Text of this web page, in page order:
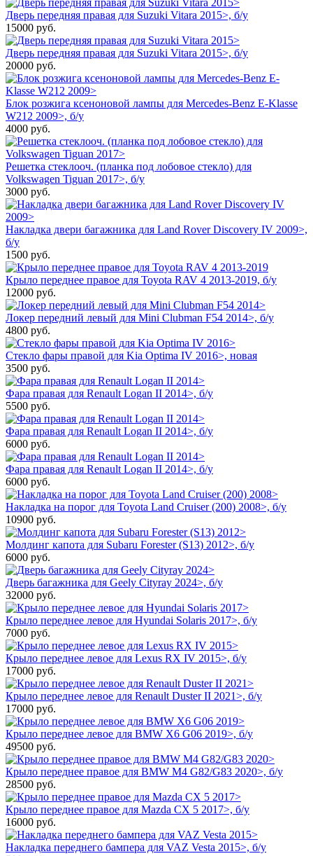
Дверь передняя правая для Suzuki Vitara 2015>, б/у
15000 руб.
Дверь передняя правая для Suzuki Vitara 2015>, б/у
20000 руб.
Блок розжига ксеноновой лампы для Mercedes-Benz E-Klasse
W212 2009>, б/у
4000 руб.
Решетка стеклооч. (планка под лобовое стекло) для
Volkswagen Tiguan 2017>, б/у
3000 руб.
Накладка двери багажника для Land Rover Discovery IV 2009>,
б/у
1500 руб.
Крыло переднее правое для Toyota RAV 4 2013-2019, б/у
12000 руб.
Локер передний левый для Mini Clubman F54 2014>, б/у
4800 руб.
Стекло фары правой для Kia Optima IV 2016>, новая
3500 руб.
Фара правая для Renault Logan II 2014>, б/у
5500 руб.
Фара правая для Renault Logan II 2014>, б/у
6000 руб.
Фара правая для Renault Logan II 2014>, б/у
6000 руб.
Накладка на порог для Toyota Land Cruiser (200) 2008>, б/у
10900 руб.
Молдинг капота для Subaru Forester (S13) 2012>, б/у
6000 руб.
Дверь багажника для Geely Cityray 2024>, б/у
32000 руб.
Крыло переднее левое для Hyundai Solaris 2017>, б/у
7000 руб.
Крыло переднее левое для Lexus RX IV 2015>, б/у
17000 руб.
Крыло переднее левое для Renault Duster II 2021>, б/у
17000 руб.
Крыло переднее левое для BMW X6 G06 2019>, б/у
49500 руб.
Крыло переднее правое для BMW M4 G82/G83 2020>, б/у
28500 руб.
Крыло переднее правое для Mazda CX 5 2017>, б/у
16000 руб.
Накладка переднего бампера для VAZ Vesta 2015>, б/у